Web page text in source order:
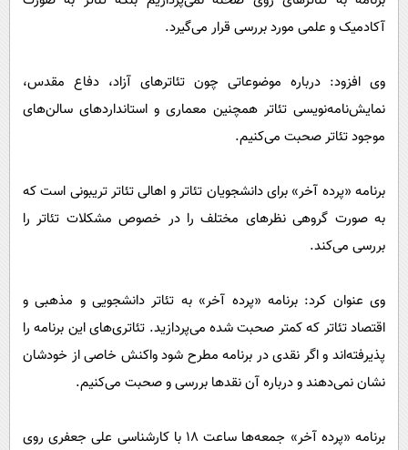
گوناگون
حوادث
فرهنگی
سیاست خارجی
آشپزی
دانلود
آکادمیک و علمی مورد بررسی قرار می‌‌گیرد.
وی افزود: درباره موضوعاتی چون تئاترهای آزاد، دفاع مقدس،
نمایش‌نامه‌نویسی تئاتر همچنین معماری و استانداردهای سالن‌های
موجود تئاتر صحبت می‌کنیم.
برنامه «پرده آخر» برای دانشجویان تئاتر و اهالی تئاتر تریبونی است که
به صورت گروهی نظرهای مختلف را در خصوص مشکلات تئاتر را
بررسی می‌کند.
وی عنوان کرد: برنامه «پرده آخر» به تئاتر دانشجویی و مذهبی و
اقتصاد تئاتر که کمتر صحبت شده می‌پردازید. تئاتری‌های این برنامه را
پذیرفته‌اند و اگر نقدی در برنامه مطرح شود واکنش خاصی از خودشان
نشان نمی‌دهند و درباره آن نقدها بررسی و صحبت می‌کنیم.
برنامه «پرده آخر» جمعه‌ها ساعت 18 با کارشناسی علی جعفری روی